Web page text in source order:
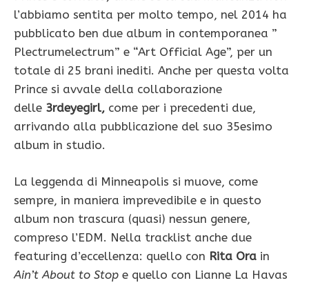
l’abbiamo sentita per molto tempo, nel 2014 ha
pubblicato ben due album in contemporanea ”
Plectrumelectrum” e “Art Official Age”, per un
totale di 25 brani inediti. Anche per questa volta
Prince si avvale della collaborazione
delle 3rdeyegirl, come per i precedenti due,
arrivando alla pubblicazione del suo 35esimo
album in studio.
La leggenda di Minneapolis si muove, come
sempre, in maniera imprevedibile e in questo
album non trascura (quasi) nessun genere,
compreso l’EDM. Nella tracklist anche due
featuring d’eccellenza: quello con Rita Ora in
Ain’t About to Stop e quello con Lianne La Havas